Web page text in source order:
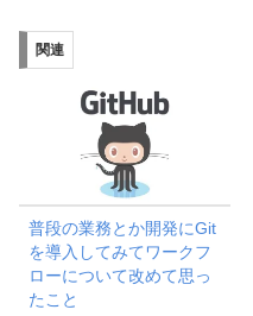
関連
普段の業務とか開発にGit
を導入してみてワークフ
ローについて改めて思っ
たこと